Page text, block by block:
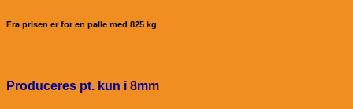
Fra prisen er for en palle med 825 kg
Produceres pt. kun i 8mm